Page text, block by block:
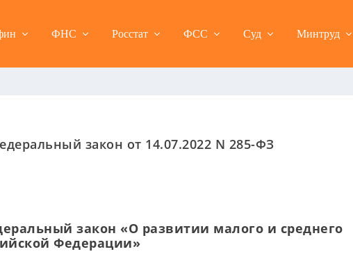
ФНС Росстат ФСС Суд Минтруд
закон от 14.07.2022 N 285-ФЗ
закон «О развитии малого и среднего
Федерации»